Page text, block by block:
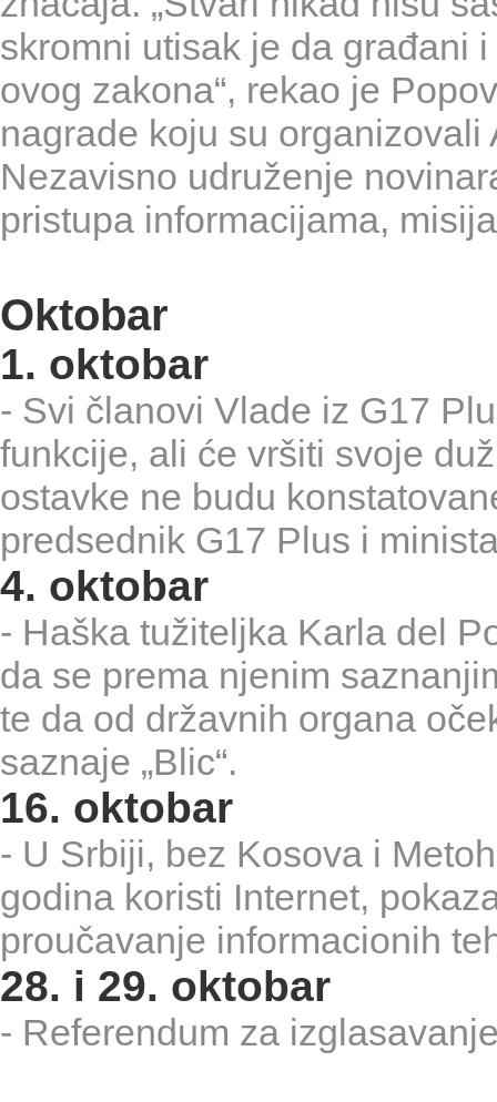
skromni utisak je da građani
ovog zakona“, rekao je
nagrade koju su
Nezavisno udruženje
pristupa informacijama,
Oktobar
1. oktobar
- Svi članovi Vlade iz G17
funkcije, ali će vršiti svoje
ostavke ne budu
predsednik G17 Plus i
4. oktobar
- Haška tužiteljka Karla del
da se prema njenim
te da od državnih organa
saznaje „Blic“.
16. oktobar
- U Srbiji, bez Kosova i
godina koristi Internet,
proučavanje informacionih
28. i 29. oktobar
- Referendum za